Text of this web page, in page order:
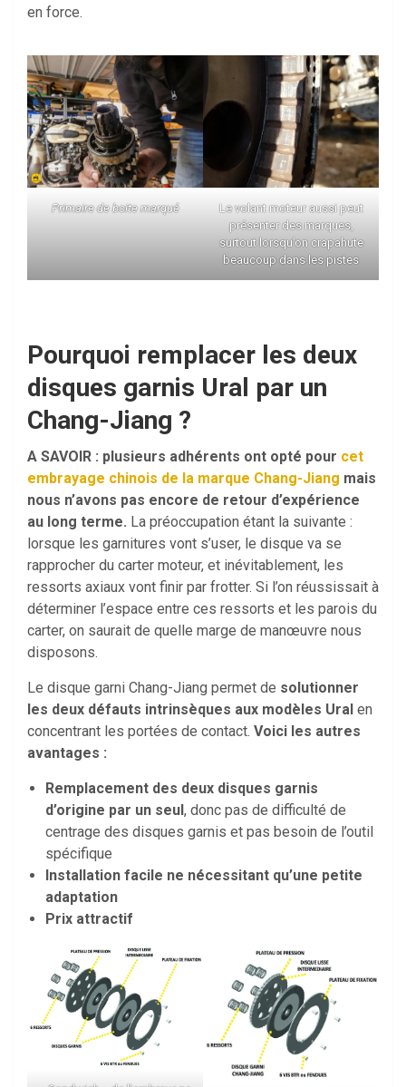
en force.
Primaire de boite marqué
Le volant moteur aussi peut
présenter des marques,
surtout lorsqu’on crapahute
beaucoup dans les pistes
Pourquoi remplacer les deux
disques garnis Ural par un
Chang-Jiang ?
A SAVOIR : plusieurs adhérents ont opté pour cet
embrayage chinois de la marque Chang-Jiang mais
nous n’avons pas encore de retour d’expérience
au long terme. La préoccupation étant la suivante :
lorsque les garnitures vont s’user, le disque va se
rapprocher du carter moteur, et inévitablement, les
ressorts axiaux vont finir par frotter. Si l’on réussissait à
déterminer l’espace entre ces ressorts et les parois du
carter, on saurait de quelle marge de manœuvre nous
disposons.
Le disque garni Chang-Jiang permet de solutionner
les deux défauts intrinsèques aux modèles Ural en
concentrant les portées de contact. Voici les autres
avantages :
Remplacement des deux disques garnis
d’origine par un seul, donc pas de difficulté de
centrage des disques garnis et pas besoin de l’outil
spécifique
Installation facile ne nécessitant qu’une petite
adaptation
Prix attractif